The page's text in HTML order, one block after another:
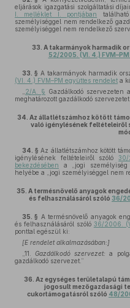
eljárások igazgatási szolgáltatási
I. melléklet I. pontjában
személyiséggel nem rendelkező
személyiséggel nem rendelkező
33. A takarmányok harmadik
52/2005. (VI. 4.)
33. § A takarmányok harmadik
(VI. 4.) FVM–PM együttes rendelet a
2/A. § Gazdálkodó szervezeten
meghatározott gazdálkodó
34. Az állatlétszámhoz kötött
való igénylésének feltételeiről
34. § Az állatlétszámhoz kötött
igénylésének feltételeiről szóló
bekezdésében a „jogi személyiség
helyébe a „jogi személyiséggel nem
35. A termésnövelő anyagok
és felhasználásáról szóló 36/
35. § A termésnövelő anyagok
és felhasználásáról szóló 36/2006.
ponttal egészül ki:
[E rendelet alkalmazásában:]
„11.Gazdálkodó szervezet: a
gazdálkodó szervezet.”
36. Az egységes területalapú
jogosult mezőgazdasági
cukortámogatásról szóló 48/